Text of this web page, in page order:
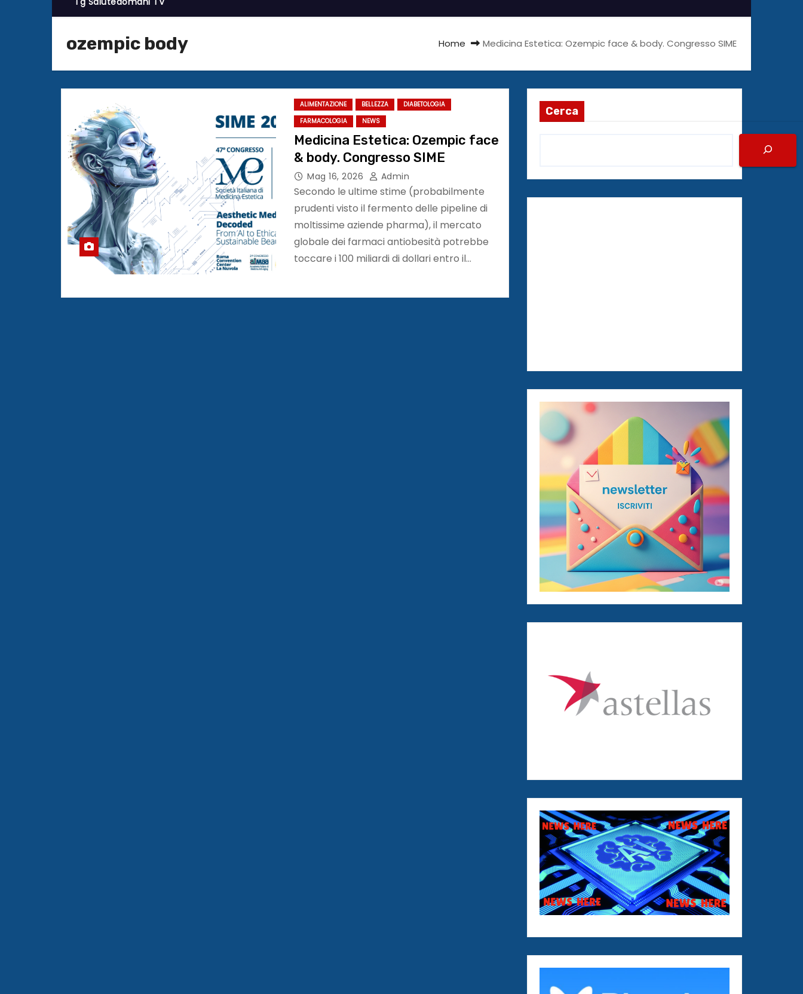
ozempic body Home Medicina Estetica: Ozempic face & body. Congresso SIME
ALIMENTAZIONE BELLEZZA
DIABETOLOGIA
FARMACOLOGIA
NEWS
Medicina Estetica: Ozempic face
& body. Congresso SIME
Mag 16, 2026 Admin
Secondo le ultime stime (probabilmente
prudenti visto il fermento delle pipeline di
moltissime aziende pharma), il mercato
globale dei farmaci antiobesità potrebbe
toccare i 100 miliardi di dollari entro il…
Cerca